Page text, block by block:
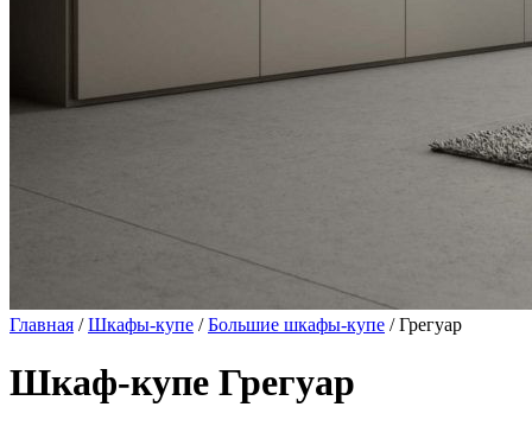
Главная /Шкафы-купе /Большие шкафы-купе / Грегуар
Шкаф-купе Грегуар